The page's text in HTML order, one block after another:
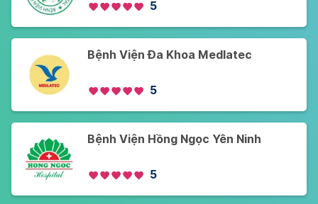
5
Bệnh Viện Đa Khoa Medlatec
5
Bệnh Viện Hồng Ngọc Yên Ninh
5